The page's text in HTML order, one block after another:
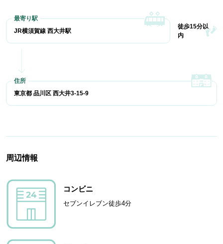
JR横須賀線 西大井駅
徒歩15分以
内
東京都 品川区 西大井3-15-9
周辺情報
コンビニ
セブンイレブン徒歩4分